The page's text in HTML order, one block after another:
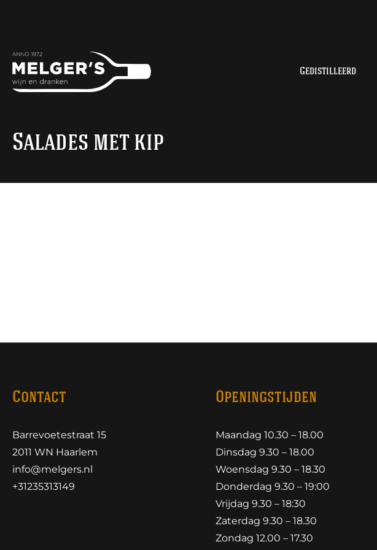
Gedistilleerd
Salades met kip
Contact
Barrevoetestraat 15
2011 WN Haarlem
info@melgers.nl
+31235313149
Openingstijden
Maandag 10.30 – 18.00
Dinsdag 9.30 – 18.00
Woensdag 9.30 – 18.30
Donderdag 9.30 – 19:00
Vrijdag 9.30 – 18:30
Zaterdag 9.30 – 18.30
Zondag 12.00 – 17.30